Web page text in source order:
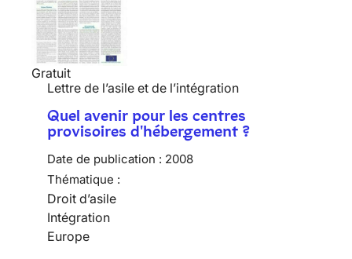
Gratuit
Lettre de l’asile et de l’intégration
Quel avenir pour les centres
provisoires d'hébergement ?
Date de publication : 2008
Thématique :
Droit d’asile
Intégration
Europe